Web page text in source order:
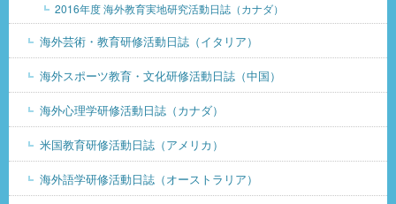
2016年度 海外教育実地研究活動日誌（カナダ）
海外芸術・教育研修活動日誌（イタリア）
海外スポーツ教育・文化研修活動日誌（中国）
海外心理学研修活動日誌（カナダ）
米国教育研修活動日誌（アメリカ）
海外語学研修活動日誌（オーストラリア）